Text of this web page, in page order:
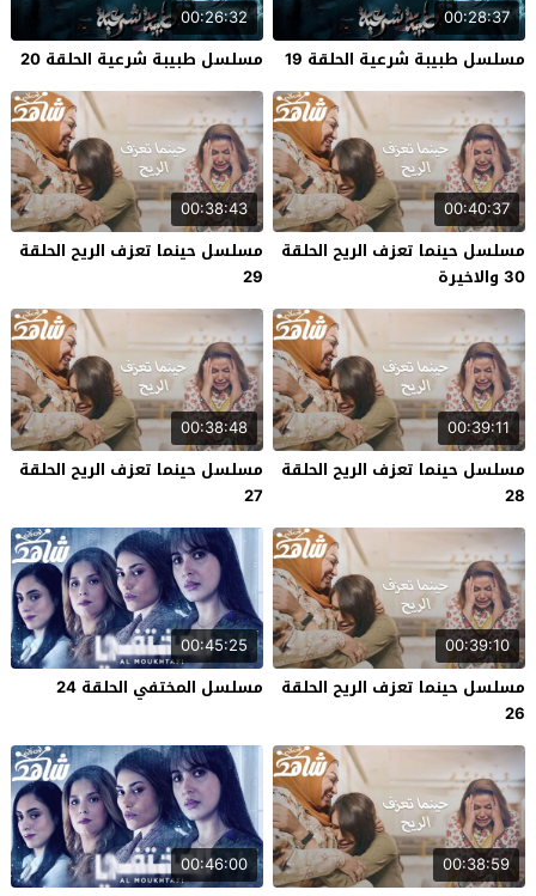
00:28:37
مسلسل طبيبة شرعية الحلقة 19
00:26:32
مسلسل طبيبة شرعية الحلقة 20
00:40:37
مسلسل حينما تعزف الريح الحلقة
30 والاخيرة
00:38:43
مسلسل حينما تعزف الريح الحلقة
29
00:39:11
مسلسل حينما تعزف الريح الحلقة
28
00:38:48
مسلسل حينما تعزف الريح الحلقة
27
00:39:10
مسلسل حينما تعزف الريح الحلقة
26
00:45:25
مسلسل المختفي الحلقة 24
00:38:59
00:46:00